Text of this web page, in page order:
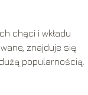
chęci i wkładu
znajduje się
popularnością.